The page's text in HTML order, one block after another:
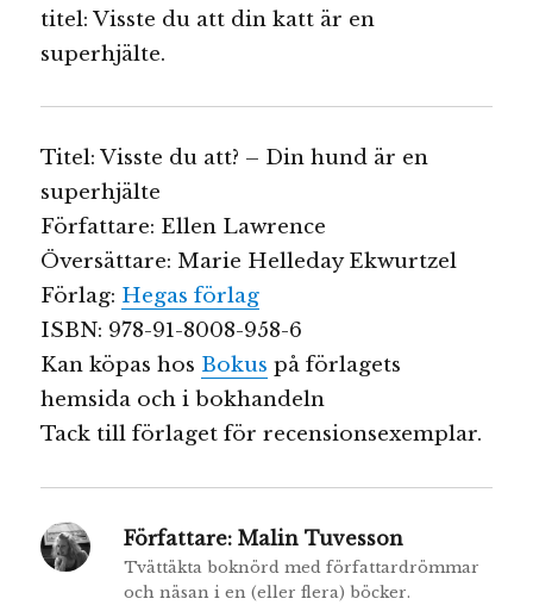
titel: Visste du att din katt är en
superhjälte.
Titel: Visste du att? – Din hund är en
superhjälte
Författare: Ellen Lawrence
Översättare: Marie Helleday Ekwurtzel
Förlag: Hegas förlag
ISBN: 978-91-8008-958-6
Kan köpas hos Bokus på förlagets
hemsida och i bokhandeln
Tack till förlaget för recensionsexemplar.
Författare: Malin Tuvesson
Tvättäkta boknörd med författardrömmar
och näsan i en (eller flera) böcker.